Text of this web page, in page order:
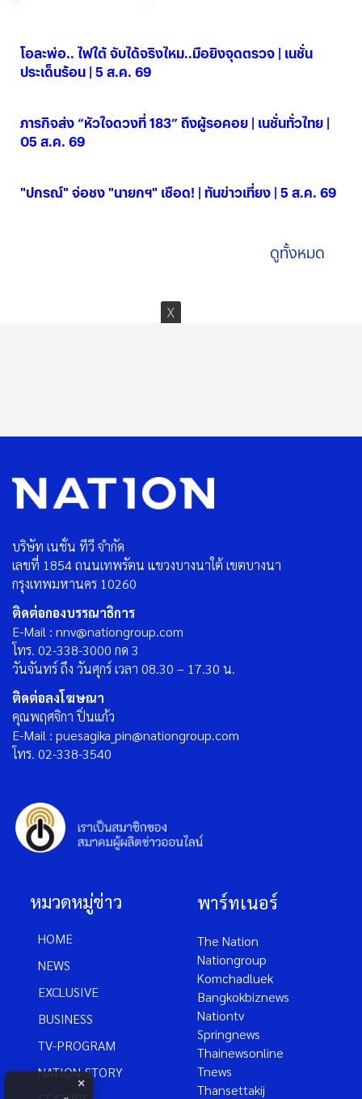
โอละพ่อ.. ไฟใต้ จับได้จริงไหม..มือยิงจุดตรวจ | เนชั่น
ประเด็นร้อน | 5 ส.ค. 69
ภารกิจส่ง “หัวใจดวงที่ 183” ถึงผู้รอคอย | เนชั่นทั่วไทย |
05 ส.ค. 69
"ปกรณ์" จ่อชง "นายกฯ" เชือด! | ทันข่าวเที่ยง | 5 ส.ค. 69
ดูทั้งหมด
บริษัท เนชั่น ทีวี จำกัด
เลขที่ 1854 ถนนเทพรัตน แขวงบางนาใต้ เขตบางนา
กรุงเทพมหานคร 10260
ติดต่อกองบรรณาธิการ
E-Mail : nnv@nationgroup.com
โทร. 02-338-3000 กด 3
วันจันทร์ ถึง วันศุกร์ เวลา 08.30 – 17.30 น.
ติดต่อลงโฆษณา
คุณพฤศจิกา ปิ่นแก้ว
E-Mail : puesagika_pin@nationgroup.com
โทร. 02-338-3540
หมวดหมู่ข่าว
HOME
NEWS
EXCLUSIVE
BUSINESS
TV-PROGRAM
NATION-STORY
พาร์ทเนอร์
The Nation
Nationgroup
Komchadluek
Bangkokbiznews
Nationtv
Springnews
Thainewsonline
Tnews
Thansettakij
×